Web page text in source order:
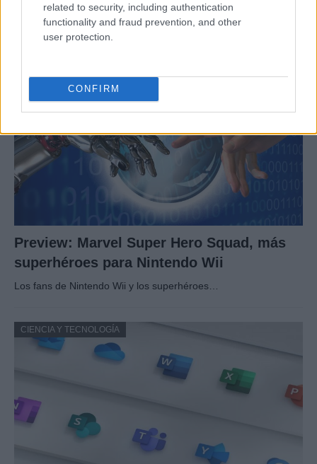
related to security, including authentication
functionality and fraud prevention, and other
user protection.
CONFIRM
SMS de la historia por 107.000 euros
Un canadiense compra el primer mensaje de texto…
Preview: Marvel Super Hero Squad, más
superhéroes para Nintendo Wii
Los fans de Nintendo Wii y los superhéroes…
CIENCIA Y TECNOLOGÍA